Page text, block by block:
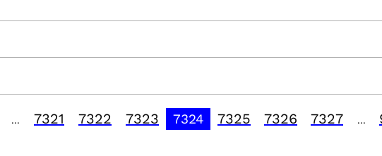
7321 7322 7323 7324 7325 7326 7327